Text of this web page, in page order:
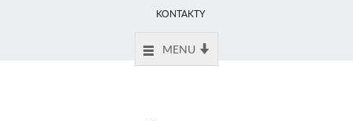
KONTAKTY
MENU